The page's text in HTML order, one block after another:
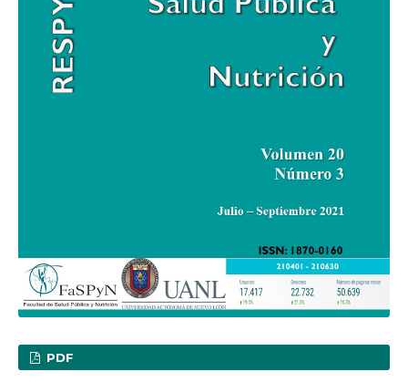
PDF